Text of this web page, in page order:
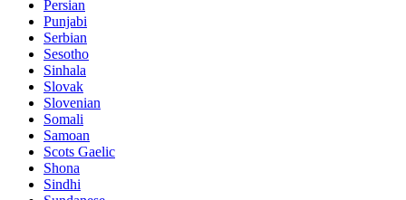
Persian
Punjabi
Serbian
Sesotho
Sinhala
Slovak
Slovenian
Somali
Samoan
Scots Gaelic
Shona
Sindhi